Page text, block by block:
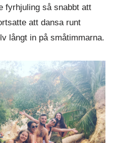
fyrhjuling så snabbt att
att dansa runt
långt in på småtimmarna.